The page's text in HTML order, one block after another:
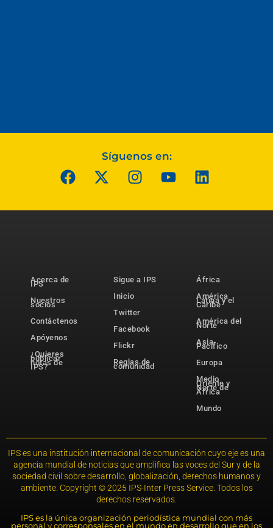
Síguenos en:
Acerca de
IPS
Nuestros
socios
Contáctenos
Apóyenos
¿Quieres
publicar
notas de
IPS?
Sigue a IPS
Inicio
Twitter
Facebook
Flickr
Reglas de
comunidad
África
América
Latina y el
Caribe
América del
Norte
Asia-
Pacífico
Europa
Medio
Oriente y
Norte de
África
Mundo
IPS es una institución internacional de comunicación cuyo eje es una
agencia mundial de noticias que amplifica las voces del Sur y de la
sociedad civil sobre desarrollo, globalización, derechos humanos y
ambiente. Copyright © 2025 IPS-Inter Press Service. Todos los
derechos reservados.
IPS es la única organización periodística mundial con más
personal y corresponsales en el mundo en desarrollo que en los